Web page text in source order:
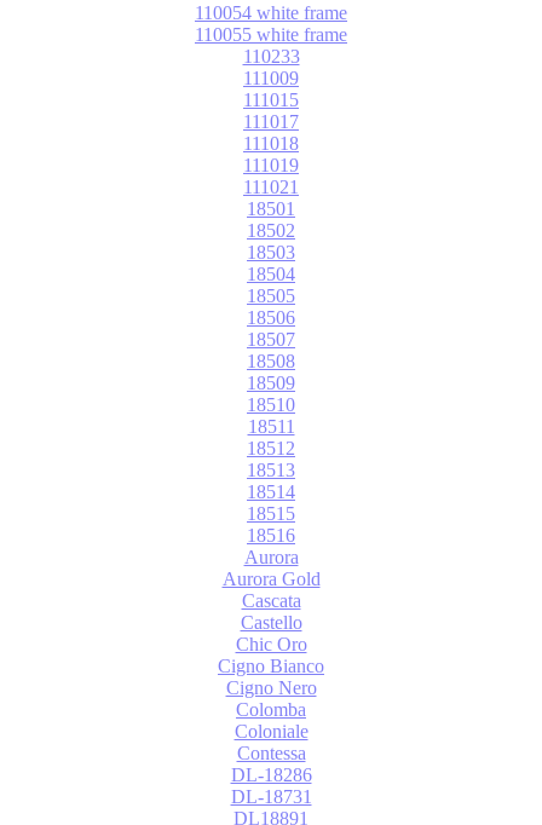
110054 white frame
110055 white frame
110233
111009
111015
111017
111018
111019
111021
18501
18502
18503
18504
18505
18506
18507
18508
18509
18510
18511
18512
18513
18514
18515
18516
Aurora
Aurora Gold
Cascata
Castello
Chic Oro
Cigno Bianco
Cigno Nero
Colomba
Coloniale
Contessa
DL-18286
DL-18731
DL18891